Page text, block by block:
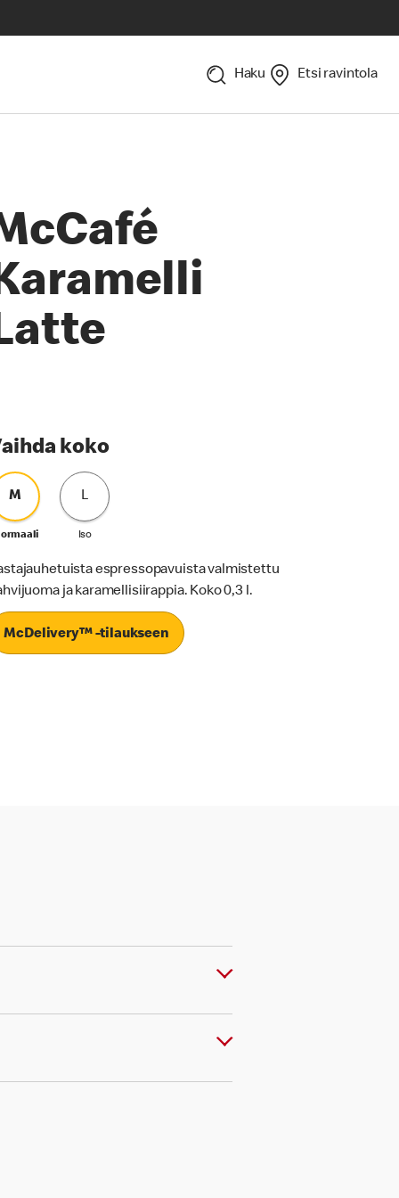
Haku Etsi ravintola
koko
M L
Iso
espressopavuista valmistettu
ja karamellisiirappia. Koko 0,3 l.
McDelivery™ -tilaukseen